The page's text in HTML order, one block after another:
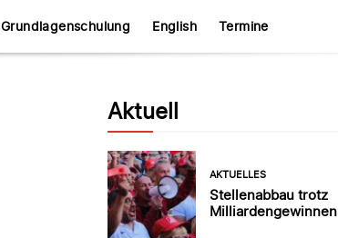
Grundlagenschulung English Termine
Aktuell
AKTUELLES
Stellenabbau trotz
Milliardengewinnen